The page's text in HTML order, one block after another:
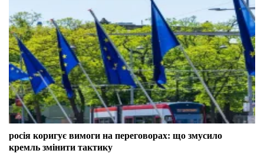
росія коригує вимоги на переговорах: що змусило
кремль змінити тактику